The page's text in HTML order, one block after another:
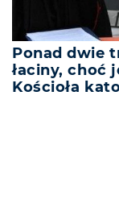
Ponad dwie
łaciny, choć
Kościoła